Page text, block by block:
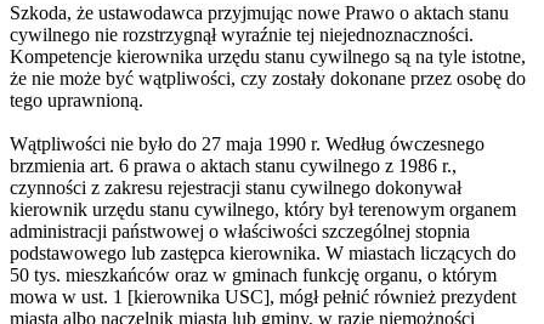
Szkoda, że ustawodawca przyjmując nowe Prawo o aktach stanu
cywilnego nie rozstrzygnął wyraźnie tej niejednoznaczności.
Kompetencje kierownika urzędu stanu cywilnego są na tyle istotne,
że nie może być wątpliwości, czy zostały dokonane przez osobę do
tego uprawnioną.
Wątpliwości nie było do 27 maja 1990 r. Według ówczesnego
brzmienia art. 6 prawa o aktach stanu cywilnego z 1986 r.,
czynności z zakresu rejestracji stanu cywilnego dokonywał
kierownik urzędu stanu cywilnego, który był terenowym organem
administracji państwowej o właściwości szczególnej stopnia
podstawowego lub zastępca kierownika. W miastach liczących do
50 tys. mieszkańców oraz w gminach funkcję organu, o którym
mowa w ust. 1 [kierownika USC], mógł pełnić również prezydent
miasta albo naczelnik miasta lub gminy, w razie niemożności